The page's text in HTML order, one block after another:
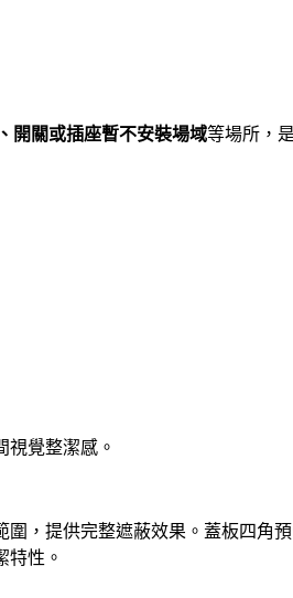
開關或插座暫不安裝場域等場所，
覺整潔感。
圍，提供完整遮蔽效果。蓋板四
性。